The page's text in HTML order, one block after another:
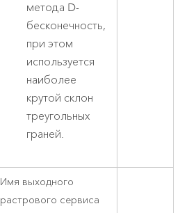
метода D-
бесконечность,
при этом
используется
наиболее
крутой склон
треугольных
граней.
Имя выходного
растрового сервиса